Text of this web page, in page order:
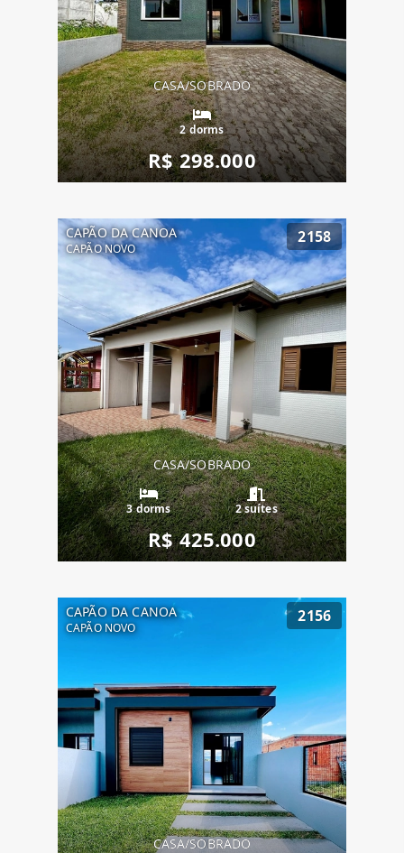
CASA/SOBRADO
2 dorms
R$ 298.000
CAPÃO DA CANOA
CAPÃO NOVO
2158
CASA/SOBRADO
3 dorms 2 suítes
R$ 425.000
CAPÃO DA CANOA
CAPÃO NOVO
2156
CASA/SOBRADO